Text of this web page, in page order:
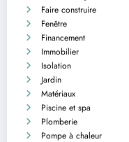
Faire construire
Fenêtre
Financement
Immobilier
Isolation
Jardin
Matériaux
Piscine et spa
Plomberie
Pompe à chaleur